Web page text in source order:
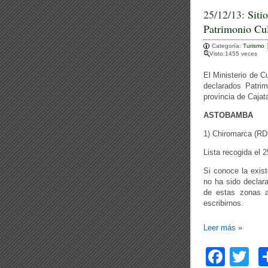
c
e
b
o
o
k
tt
er
25/12/13:
Patrimonio
Categoría: Turismo
Visto:1455 veces
El Ministerio de
declarados
provincia de
ASTOBAMBA
1) Chiromarca
Lista recogida el
Si conoce la
no ha sido
de estas zonas
escribirnos.
Leer más »
F